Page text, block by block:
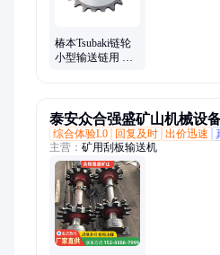
椿本Tsubaki链轮
小型输送链用 大
泰安众合强盛矿山机械设
综合体验L0
回复及时 出价迅速
主营： 矿用刮板输送机